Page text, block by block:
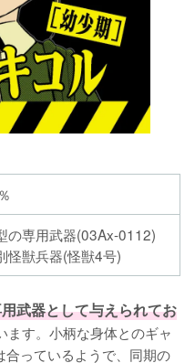
の専用武器(03Ax-0112)
怪獣兵器(怪獣4号)
武器として与えられてお
ます。小柄な身体とのギャ
合っているようで、同期の